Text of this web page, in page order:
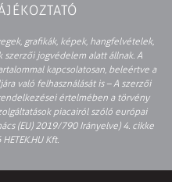
grafikák, képek, hangfelvételek,
szerzői jogvédelem alatt állnak. A
kapcsolatosan, beleértve a
való felhasználását is – A szerzői
értelmében a törvény
piacairól szóló európai
(EU) 2019/790 Irányelve) 4. cikke
Kft.